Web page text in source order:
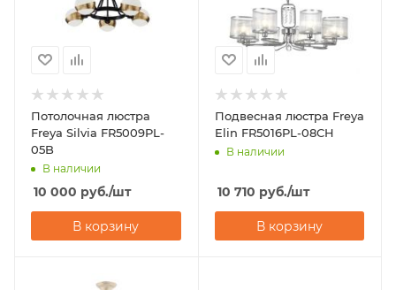
Потолочная люстра
Freya Silvia FR5009PL-
05B
В наличии
10 000 руб./шт
В корзину
Подвесная люстра Freya
Elin FR5016PL-08CH
В наличии
10 710 руб./шт
В корзину